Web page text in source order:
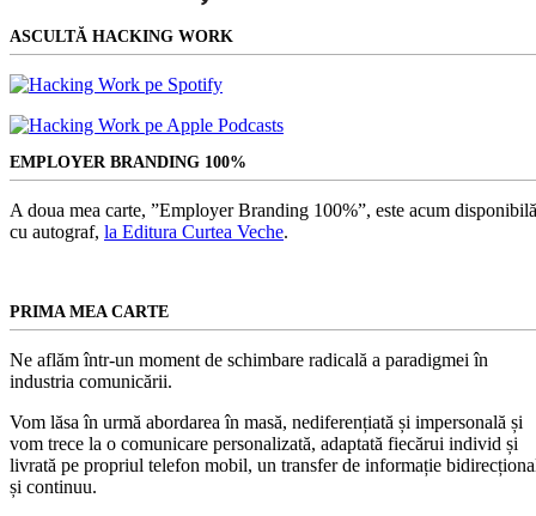
ASCULTĂ HACKING WORK
EMPLOYER BRANDING 100%
A doua mea carte, ”Employer Branding 100%”, este acum
cu autograf, la Editura Curtea Veche.
PRIMA MEA CARTE
Ne aflăm într-un moment de schimbare radicală a paradigmei în
industria comunicării.
Vom lăsa în urmă abordarea în masă, nediferențiată și impersonală și
vom trece la o comunicare personalizată, adaptată fiecărui individ și
livrată pe propriul telefon mobil, un transfer de informație
și continuu.